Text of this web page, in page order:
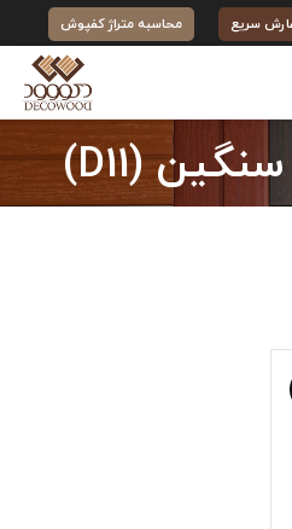
سریع محاسبه متراژ کفپوش